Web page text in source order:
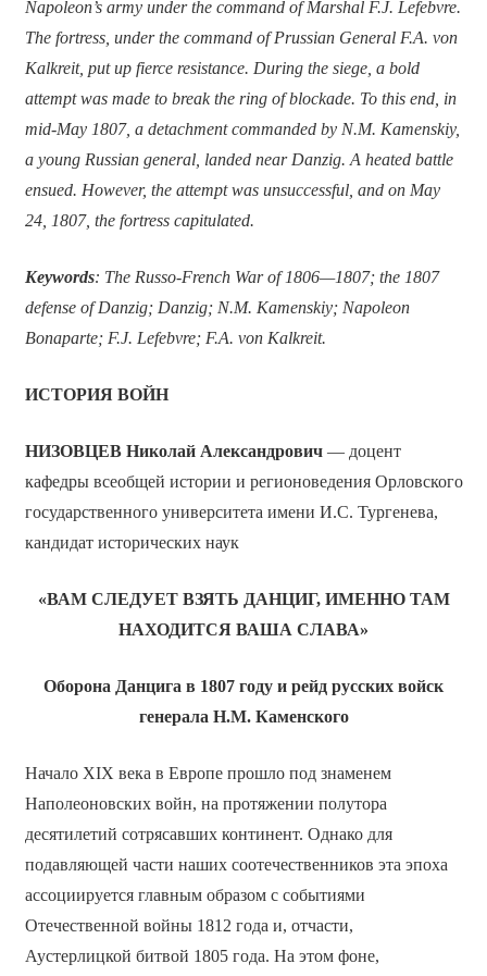
Napoleon’s army under the command of Marshal F.J. Lefebvre.
The fortress, under the command of Prussian General F.A. von
Kalkreit, put up fierce resistance. During the siege, a bold
attempt was made to break the ring of blockade. To this end, in
mid-May 1807, a detachment commanded by N.M. Kamenskiy,
a young Russian general, landed near Danzig. A heated battle
ensued. However, the attempt was unsuccessful, and on May
24, 1807, the fortress capitulated.
Keywords: The Russo-French War of 1806—1807; the 1807
defense of Danzig; Danzig; N.M. Kamenskiy; Napoleon
Bonaparte; F.J. Lefebvre; F.A. von Kalkreit.
ИСТОРИЯ ВОЙН
НИЗОВЦЕВ Николай Александрович— доцент
кафедры всеобщей истории и регионоведения Орловского
государственного университета имени И.С. Тургенева,
кандидат исторических наук
«ВАМ СЛЕДУЕТ ВЗЯТЬ ДАНЦИГ, ИМЕННО ТАМ
НАХОДИТСЯ ВАША СЛАВА»
Оборона Данцига в 1807 году и рейд русских войск
генерала Н.М. Каменского
Начало XIX века в Европе прошло под знаменем
Наполеоновских войн, на протяжении полутора
десятилетий сотрясавших континент. Однако для
подавляющей части наших соотечественников эта эпоха
ассоциируется главным образом с событиями
Отечественной войны 1812 года и, отчасти,
Аустерлицкой битвой 1805 года. На этом фоне,